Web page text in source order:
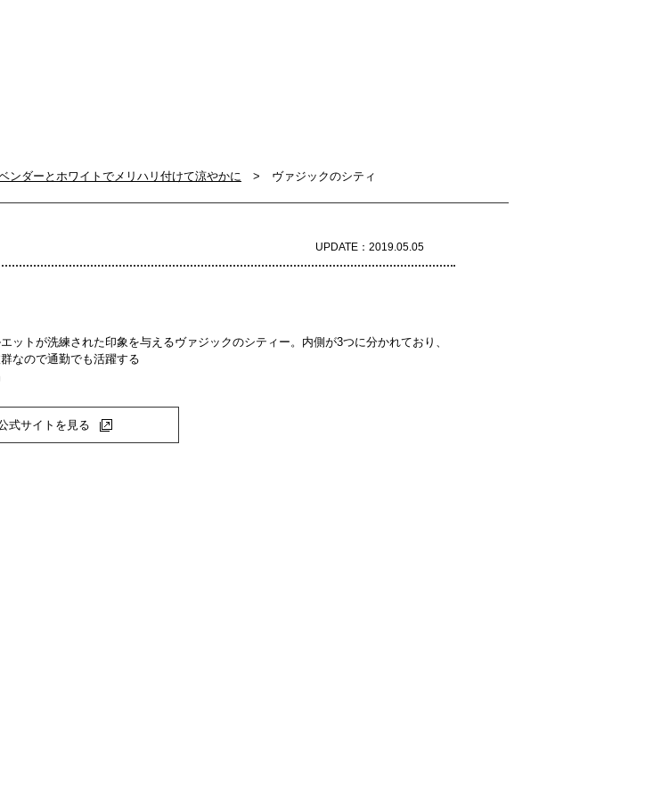
ンダーとホワイトでメリハリ付けて涼やかに > ヴァジックのシティ
UPDATE：2019.05.05
ットが洗練された印象を与えるヴァジックのシティー。内側が3つに分かれており、
なので通勤でも活躍する
式サイトを見る